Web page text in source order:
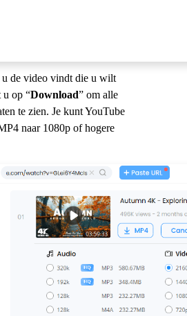
u de video vindt die u wilt
op “Download” om alle
te zien. Je kunt YouTube
naar 1080p of hogere